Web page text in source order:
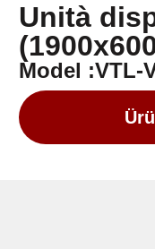
Unità
Model :VTL-